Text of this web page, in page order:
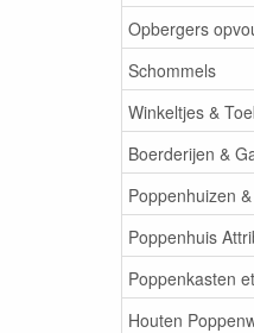
Opbergers
Schommels
Winkeltjes &
Boerderijen &
Poppenhuizen
Poppenhuis
Poppenkasten
Houten